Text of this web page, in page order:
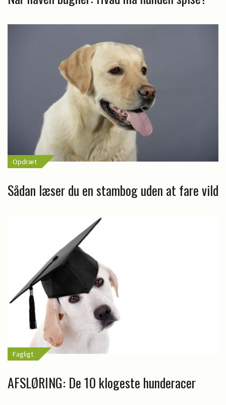
Opdræt
Sådan læser du en stambog uden at fare vild
Fagligt
AFSLØRING: De 10 klogeste hunderacer